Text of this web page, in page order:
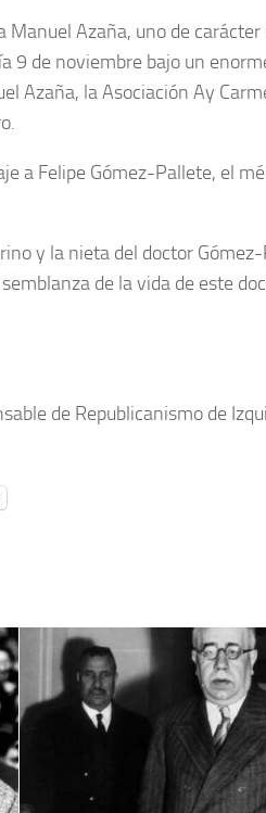
Manuel Azaña, uno de
9 de noviembre bajo un
Azaña, la Asociación Ay
a Felipe Gómez-Pallete, el
y la nieta del doctor
de la vida de este
de Republicanismo de